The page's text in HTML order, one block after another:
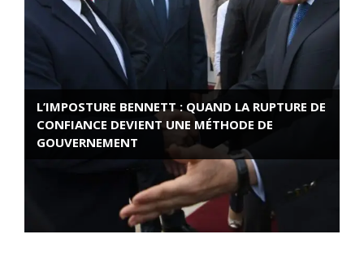
L’IMPOSTURE BENNETT : QUAND LA RUPTURE DE
CONFIANCE DEVIENT UNE MÉTHODE DE
GOUVERNEMENT
ROSE VALLAND, HEROÏNE DE LA RESISTANCE